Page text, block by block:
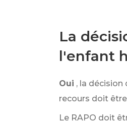
La
l'enfant
Oui , la décision
recours doit
Le RAPO doit